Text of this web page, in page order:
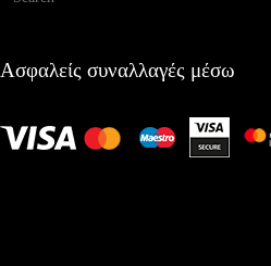
Ασφαλείς συναλλαγές μέσω